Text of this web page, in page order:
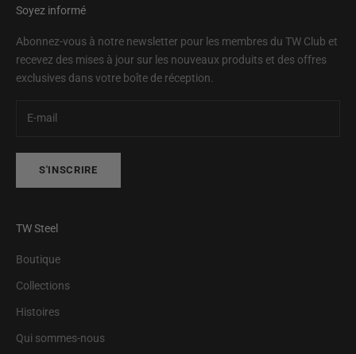
Soyez informé
Abonnez-vous à notre newsletter pour les membres du TW Club et
recevez des mises à jour sur les nouveaux produits et des offres
exclusives dans votre boîte de réception.
S'INSCRIRE
TW Steel
Boutique
Collections
Histoires
Qui sommes-nous